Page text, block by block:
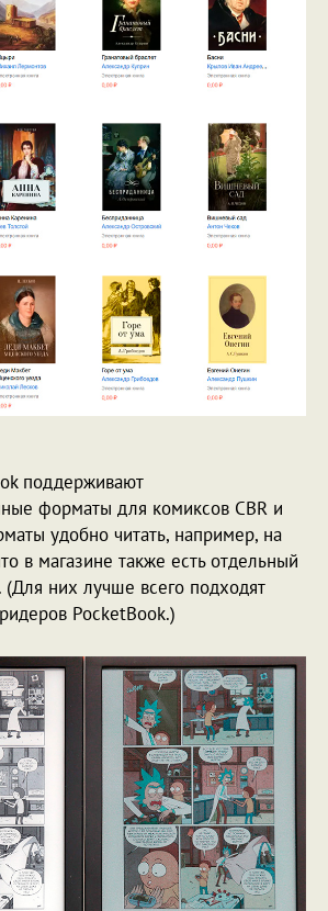
поддерживают
форматы для комиксов CBR и
удобно читать, например, на
в магазине также есть отдельный
. (Для них лучше всего подходят
PocketBook.)